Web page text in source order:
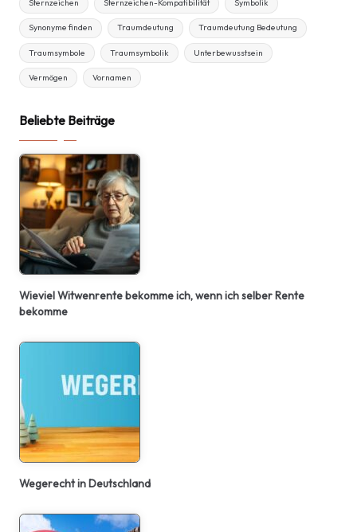
Sternzeichen Sternzeichen-Kompatibilität Symbolik
Synonyme finden Traumdeutung Traumdeutung Bedeutung
Traumsymbole Traumsymbolik Unterbewusstsein
Vermögen Vornamen
Beliebte Beiträge
Wieviel Witwenrente bekomme ich, wenn ich selber Rente
bekomme
Wegerecht in Deutschland